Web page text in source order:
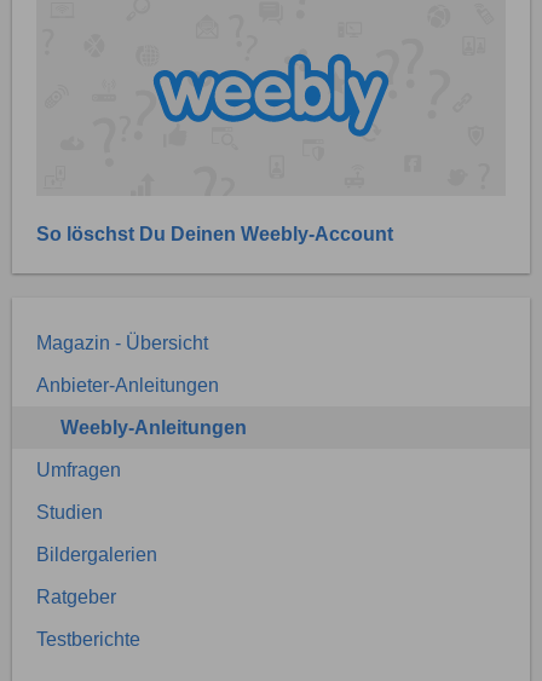
So löschst Du Deinen Weebly-Account
Magazin - Übersicht
Anbieter-Anleitungen
Weebly-Anleitungen
Umfragen
Studien
Bildergalerien
Ratgeber
Testberichte